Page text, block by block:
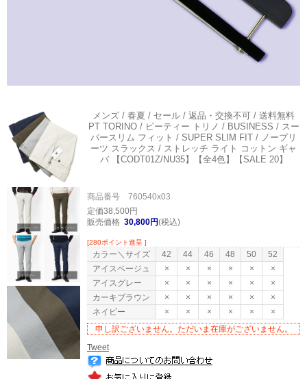
メンズ / 春夏 / セール / 返品・交換不可 / 送料無料
PT TORINO / ピーティー トリノ / BUSINESS / スー
パースリム フィット / SUPER SLIM FIT / ノープリ
ーツ スラックス / ストレッチ ライト コットン ギャ
バ 【CODT01Z/NU35】【全4色】【SALE 20】
商品番号 760540x03
定価38,500円
販売価格 30,800円(税込)
[280ポイント進呈 ]
カラー＼サイズ 42 44 46 48 50
52
アイスベージュ
× × × × ×
×
アイスグレー
× × × × ×
×
カーキブラウン
× × × × ×
×
ネイビー
× × × × × ×
申し訳ございません。ただいま在庫がございません。
Tweet